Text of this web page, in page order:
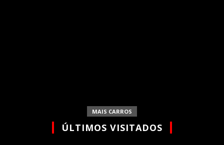
MAIS CARROS
ÚLTIMOS VISITADOS